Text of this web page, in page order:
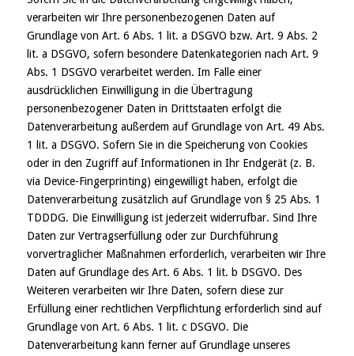
verarbeiten wir Ihre personenbezogenen Daten auf
Grundlage von Art. 6 Abs. 1 lit. a DSGVO bzw. Art. 9 Abs. 2
lit. a DSGVO, sofern besondere Datenkategorien nach Art. 9
Abs. 1 DSGVO verarbeitet werden. Im Falle einer
ausdrücklichen Einwilligung in die Übertragung
personenbezogener Daten in Drittstaaten erfolgt die
Datenverarbeitung außerdem auf Grundlage von Art. 49 Abs.
1 lit. a DSGVO. Sofern Sie in die Speicherung von Cookies
oder in den Zugriff auf Informationen in Ihr Endgerät (z. B.
via Device-Fingerprinting) eingewilligt haben, erfolgt die
Datenverarbeitung zusätzlich auf Grundlage von § 25 Abs. 1
TDDDG. Die Einwilligung ist jederzeit widerrufbar. Sind Ihre
Daten zur Vertragserfüllung oder zur Durchführung
vorvertraglicher Maßnahmen erforderlich, verarbeiten wir Ihre
Daten auf Grundlage des Art. 6 Abs. 1 lit. b DSGVO. Des
Weiteren verarbeiten wir Ihre Daten, sofern diese zur
Erfüllung einer rechtlichen Verpflichtung erforderlich sind auf
Grundlage von Art. 6 Abs. 1 lit. c DSGVO. Die
Datenverarbeitung kann ferner auf Grundlage unseres